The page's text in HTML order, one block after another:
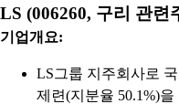
LS (006260, 구리 관련
기업개요:
LS그룹 지주회사로
제련(지분율 50.1%)